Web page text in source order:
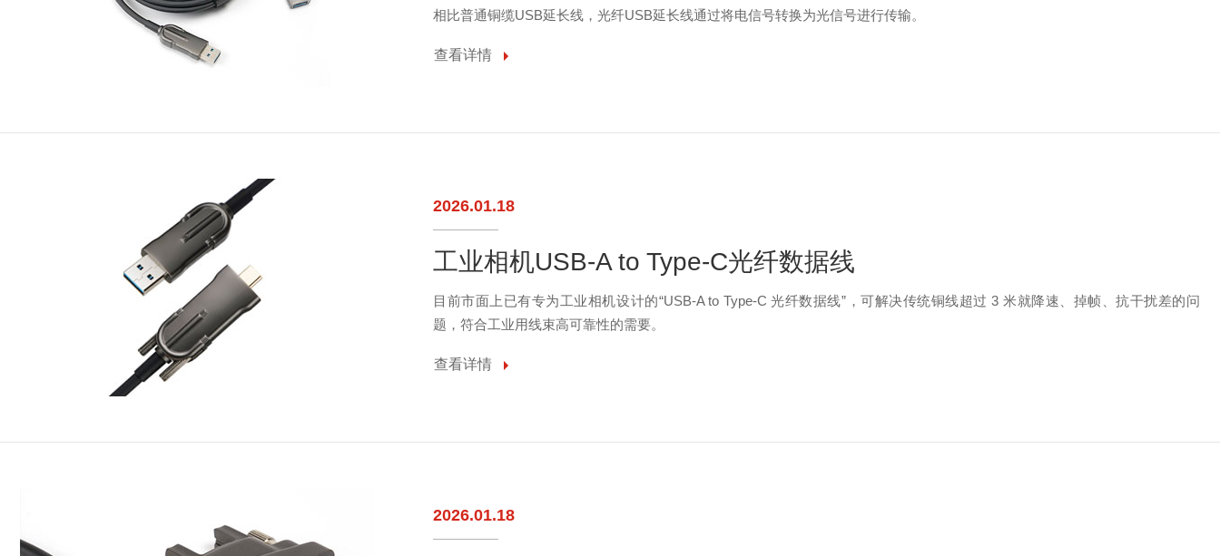
相比普通铜缆USB延长线，光纤USB延长线通过将电信号转换为光信号进行传输。
查看详情
2026.01.18
工业相机USB-A to Type-C光纤数据线
目前市面上已有专为工业相机设计的“USB-A to Type-C 光纤数据线”，可解决传统铜线超过 3 米就降速、掉帧、抗干扰差的问
题，符合工业用线束高可靠性的需要。
查看详情
2026.01.18